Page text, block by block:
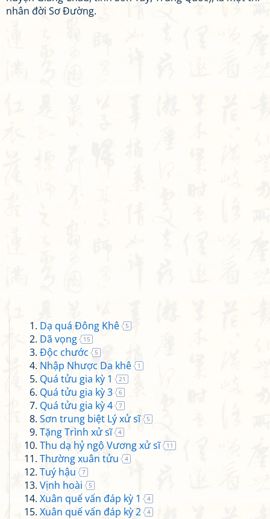
nhân đời Sơ Đường.
Dạ quá Đông Khê 5
Dã vọng 15
Độc chước 5
Nhập Nhược Da khê 1
Quá tửu gia kỳ 1 21
Quá tửu gia kỳ 3 6
Quá tửu gia kỳ 4 7
Sơn trung biệt Lý xử sĩ 5
Tặng Trình xử sĩ 4
Thu dạ hỷ ngộ Vương xử sĩ 11
Thường xuân tửu 4
Tuý hậu 7
Vịnh hoài 5
Xuân quế vấn đáp kỳ 1 4
Xuân quế vấn đáp kỳ 2 4